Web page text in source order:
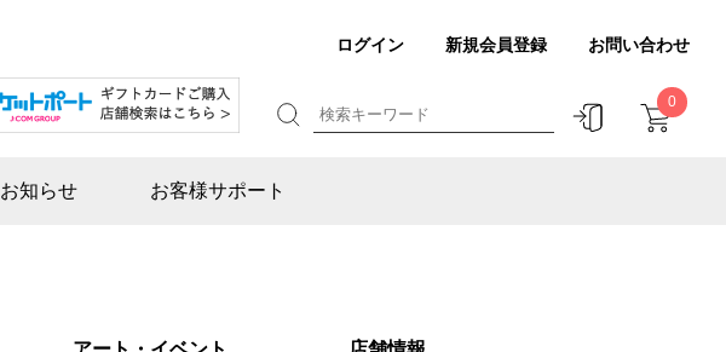
ログイン 新規会員登録 お問い合わせ
0
お知らせ お客様サポート